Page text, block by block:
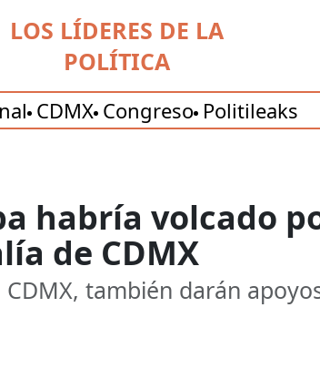
LOS LÍDERES DE LA
POLÍTICA
CDMX Congreso Politileaks
habría volcado
de CDMX
también darán